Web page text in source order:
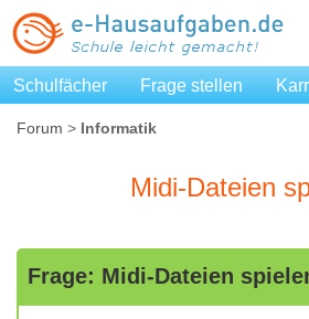
Schulfächer Frage stellen
Forum > Informatik
Midi-Dateien
Frage: Midi-Dateien